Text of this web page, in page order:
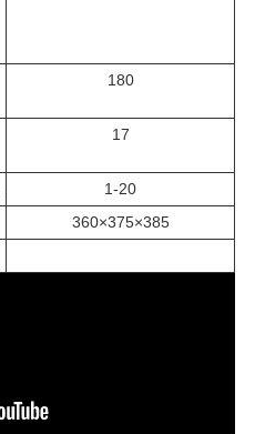
180
17
1-20
360×375×385